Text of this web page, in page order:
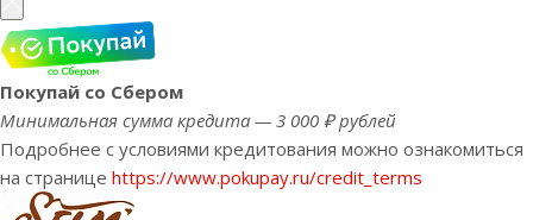
Покупай со Сбером
Минимальная сумма кредита — 3 000 ₽ рублей
Подробнее с условиями кредитования можно ознакомиться
на странице https://www.pokupay.ru/credit_terms